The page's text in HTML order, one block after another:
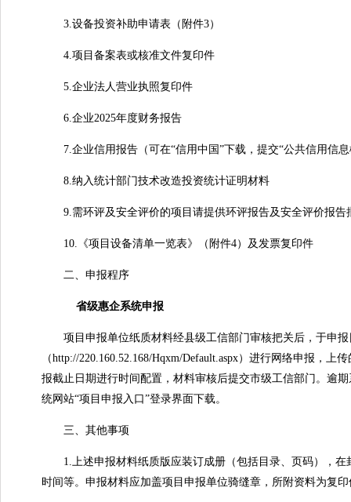
3.设备投资补助申请表（附件3）
4.项目备案表或核准文件复印件
5.企业法人营业执照复印件
6.企业2025年度财务报告
7.企业信用报告（可在“信用中国”下载，提交“公共信用信息
8.纳入统计部门技术改造投资统计证明材料
9.需环评及安全评价的项目请提供环评报告及安全评价报告
10.《项目设备清单一览表》（附件4）及发票复印件
二、申报程序
省级惠企系统申报
项目申报单位纸质材料经县级工信部门审核把关后，于申报
（http://220.160.52.168/Hqxm/Default.aspx）进行网络申报，
报截止日期进行时间配置，材料审核后提交市级工信部门。逾
统网站“项目申报入口”登录界面下载。
三、其他事项
1.上述申报材料纸质版应装订成册（包括目录、页码），在
时间等。申报材料应加盖项目申报单位骑缝章，所附资料为复